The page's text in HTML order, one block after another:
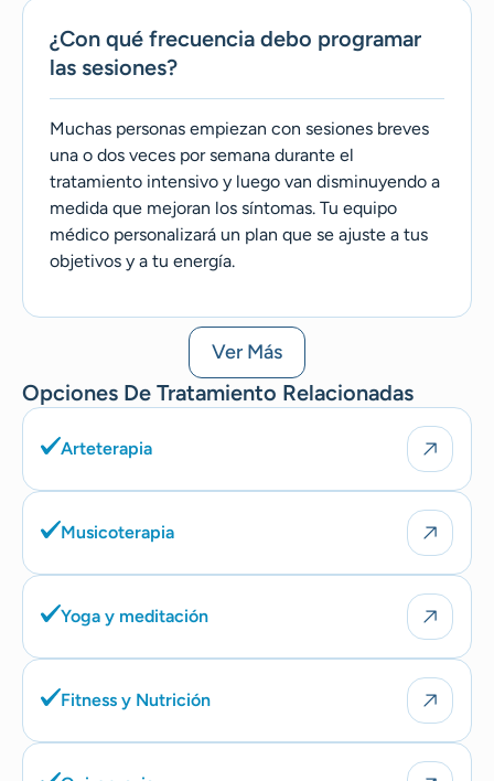
¿Con qué frecuencia debo programar
las sesiones?
Muchas personas empiezan con sesiones breves
una o dos veces por semana durante el
tratamiento intensivo y luego van disminuyendo a
medida que mejoran los síntomas. Tu equipo
médico personalizará un plan que se ajuste a tus
objetivos y a tu energía.
Ver Más
Opciones De Tratamiento Relacionadas
Arteterapia
Musicoterapia
Yoga y meditación
Fitness y Nutrición